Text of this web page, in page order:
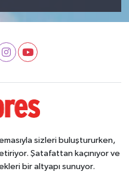
sizleri buluştururken,
Şatafattan kaçınıyor ve
bir altyapı sunuyor.